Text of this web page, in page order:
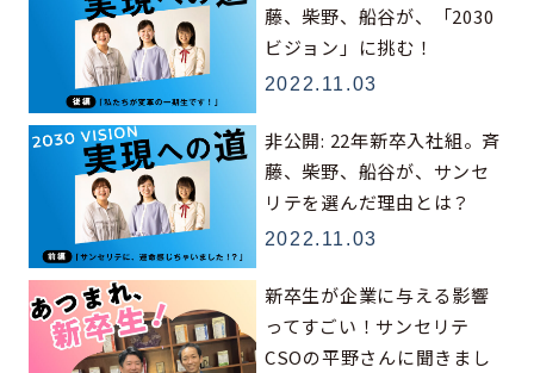
藤、柴野、船谷が、「2030
ビジョン」に挑む！
2022.11.03
非公開: 22年新卒入社組。斉
藤、柴野、船谷が、サンセ
リテを選んだ理由とは？
2022.11.03
新卒生が企業に与える影響
ってすごい！サンセリテ
CSOの平野さんに聞きまし